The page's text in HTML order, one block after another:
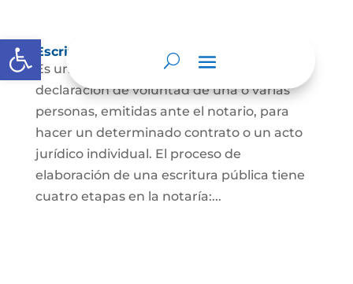
Abrir barra de herramientas
Escritura Pública
Es un documento que contiene la
declaración de voluntad de una o varias
personas, emitidas ante el notario, para
hacer un determinado contrato o un acto
jurídico individual. El proceso de
elaboración de una escritura pública tiene
cuatro etapas en la notaría:...